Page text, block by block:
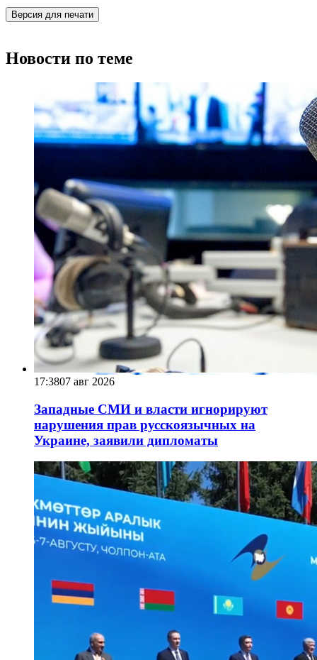
Версия для печати
Новости по теме
17:3807 авг 2026
Западные СМИ и власти игнорируют
нарушения прав русскоязычных на
Украине, заявили дипломаты